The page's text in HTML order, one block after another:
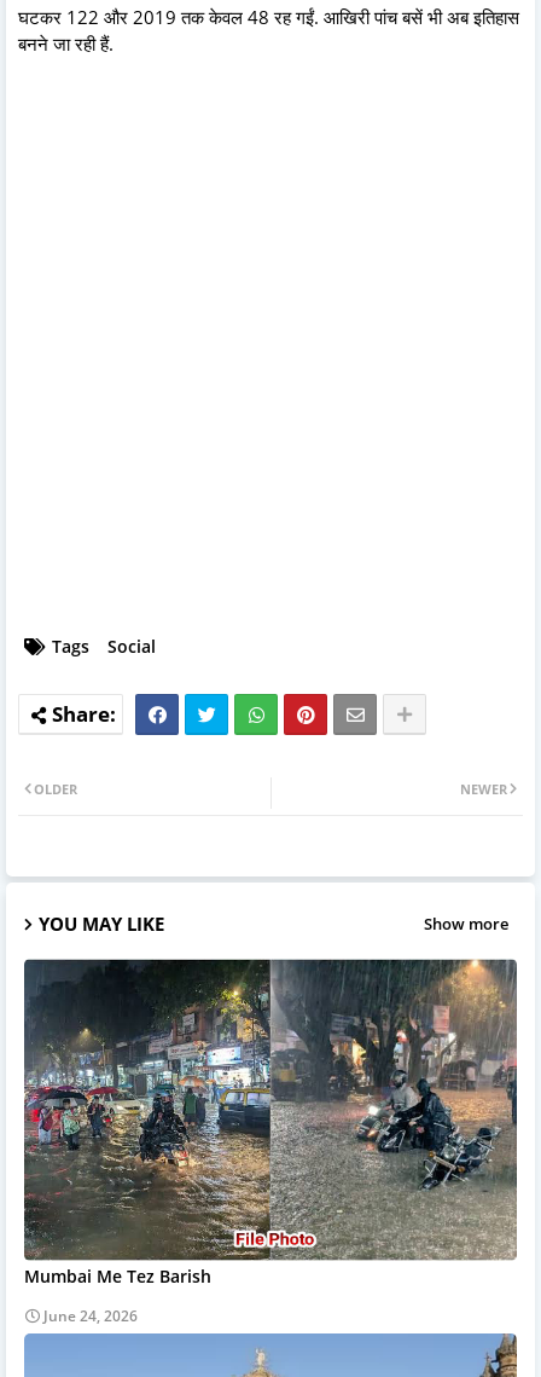
घटकर 122 और 2019 तक केवल 48 रह गईं. आखिरी पांच बसें भी अब इतिहास
बनने जा रही हैं.
Tags Social
NEWER
OLDER
YOU MAY LIKE Show more
Mumbai Me Tez Barish
June 24, 2026